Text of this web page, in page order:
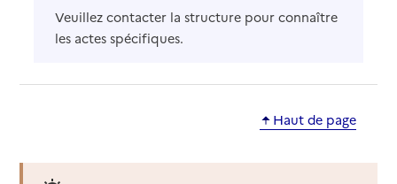
Veuillez contacter la structure pour connaître
les actes spécifiques.
Haut de page